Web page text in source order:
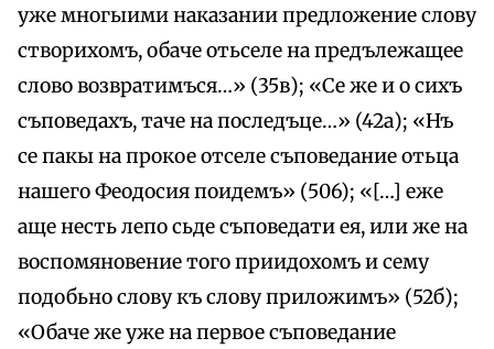
уже многыими наказании предложение слову
створихомъ, обаче отьселе на предълежащее
слово возвратимъся…» (35в); «Се же и о сихъ
съповедахъ, таче на последъце…» (42а); «Нъ
се пакы на прокое отселе съповедание отьца
нашего Феодосия поидемъ» (506); «[…] еже
аще несть лепо сьде съповедати ея, или же на
воспомяновение того приидохомъ и сему
подобьно слову къ слову приложимъ» (52б);
«Обаче же уже на первое съповедание